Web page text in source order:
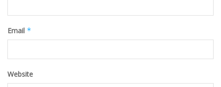
Email *
Website